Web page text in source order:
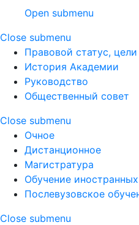
Open submenu
Close submenu
Правовой статус,
История Академии
Руководство
Общественный совет
Close submenu
Очное
Дистанционное
Магистратура
Обучение
Послевузовское
Close submenu